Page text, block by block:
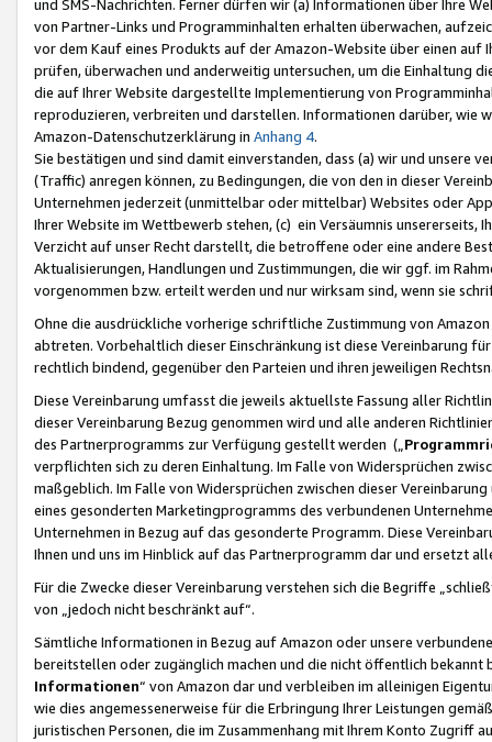
und SMS-Nachrichten. Ferner dürfen wir (a) Informationen über Ihre
von Partner-Links und Programminhalten erhalten überwachen,
vor dem Kauf eines Produkts auf der Amazon-Website über einen
prüfen, überwachen und anderweitig untersuchen, um die Einhaltung
die auf Ihrer Website dargestellte Implementierung von
reproduzieren, verbreiten und darstellen. Informationen darüber, wie
Amazon-Datenschutzerklärung in Anhang 4.
Sie bestätigen und sind damit einverstanden, dass (a) wir und
(Traffic) anregen können, zu Bedingungen, die von den in dieser
Unternehmen jederzeit (unmittelbar oder mittelbar) Websites oder
Ihrer Website im Wettbewerb stehen, (c) ein Versäumnis unsererseits,
Verzicht auf unser Recht darstellt, die betroffene oder eine andere
Aktualisierungen, Handlungen und Zustimmungen, die wir ggf. im
vorgenommen bzw. erteilt werden und nur wirksam sind, wenn sie
Ohne die ausdrückliche vorherige schriftliche Zustimmung von
abtreten. Vorbehaltlich dieser Einschränkung ist diese Vereinbarung
rechtlich bindend, gegenüber den Parteien und ihren jeweiligen
Diese Vereinbarung umfasst die jeweils aktuellste Fassung aller
dieser Vereinbarung Bezug genommen wird und alle anderen
des Partnerprogramms zur Verfügung gestellt werden („
verpflichten sich zu deren Einhaltung. Im Falle von Widersprüchen
maßgeblich. Im Falle von Widersprüchen zwischen dieser
eines gesonderten Marketingprogramms des verbundenen
Unternehmen in Bezug auf das gesonderte Programm. Diese
Ihnen und uns im Hinblick auf das Partnerprogramm dar und ersetzt
Für die Zwecke dieser Vereinbarung verstehen sich die Begriffe
von „jedoch nicht beschränkt auf“.
Sämtliche Informationen in Bezug auf Amazon oder unsere
bereitstellen oder zugänglich machen und die nicht öffentlich
Informationen“ von Amazon dar und verbleiben im alleinigen
wie dies angemessenerweise für die Erbringung Ihrer Leistungen
juristischen Personen, die im Zusammenhang mit Ihrem Konto